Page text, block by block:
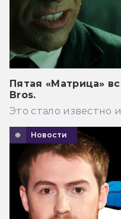
Пятая «Матрица»
Bros.
Это стало известно
Новости